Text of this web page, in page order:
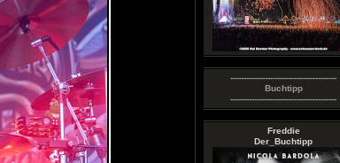
----------------------------------------
Buchtipp
----------------------------------------
Freddie
Der_Buchtipp